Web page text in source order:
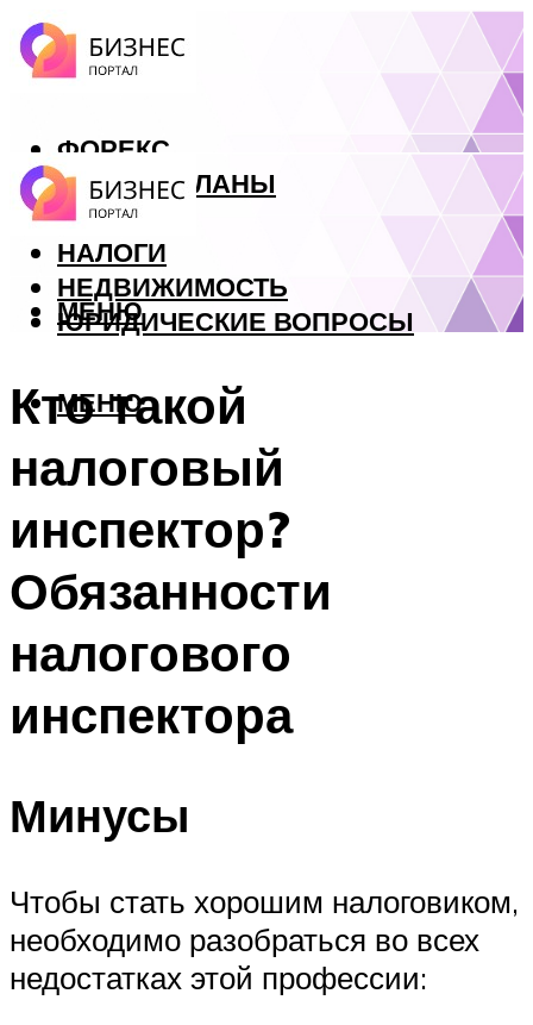
ФОРЕКС
БИЗНЕС ПЛАНЫ
КРЕДИТЫ
НАЛОГИ
НЕДВИЖИМОСТЬ
ЮРИДИЧЕСКИЕ ВОПРОСЫ
МЕНЮ
МЕНЮ
Кто такой
налоговый
инспектор?
Обязанности
налогового
инспектора
Минусы
Чтобы стать хорошим налоговиком,
необходимо разобраться во всех
недостатках этой профессии: